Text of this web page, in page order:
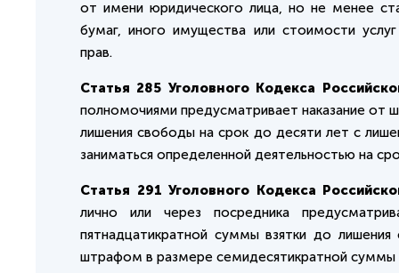
от имени юридического лица, но не менее
бумаг, иного имущества или стоимости
прав.
Статья 285 Уголовного Кодекса
полномочиями предусматривает наказание от
лишения свободы на срок до десяти лет с
заниматься определенной деятельностью на
Статья 291 Уголовного Кодекса
лично или через посредника
пятнадцатикратной суммы взятки до
штрафом в размере семидесятикратной суммы